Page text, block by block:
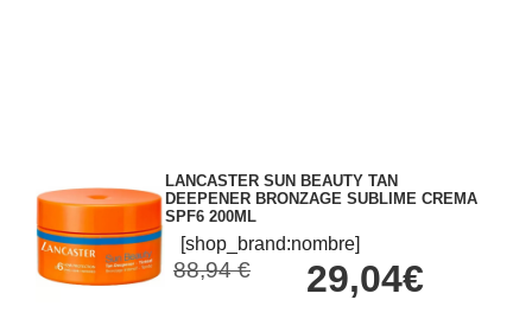
LANCASTER SUN BEAUTY TAN
DEEPENER BRONZAGE SUBLIME CREMA
SPF6 200ML
[shop_brand:nombre]
88,94 € 29,04€